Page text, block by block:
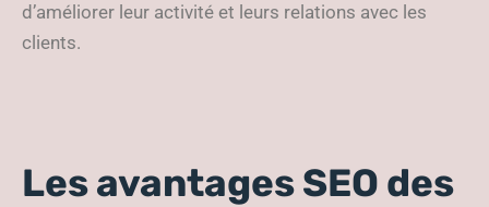
d’améliorer leur activité et leurs relations avec les
clients.
Les avantages SEO des